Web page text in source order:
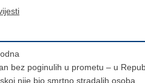
bez poginulih u prometu – u
nije bio smrtno stradalih osoba